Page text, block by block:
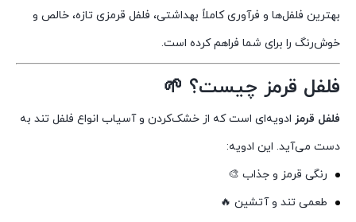
بهترین فلفل‌ها و فرآوری کاملاً بهداشتی، فلفل قرمزی تازه، خالص و
خوش‌رنگ را برای شما فراهم کرده است.
فلفل قرمز چیست؟ 🌱
فلفل قرمز ادویه‌ای است که از خشک‌کردن و آسیاب انواع فلفل تند به
دست می‌آید. این ادویه:
رنگی قرمز و جذاب 🎨
طعمی تند و آتشین 🔥